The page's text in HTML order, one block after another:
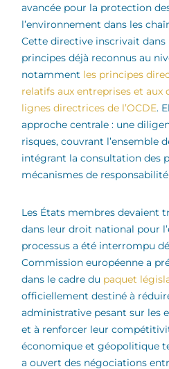
avancée pour la protection
l’environnement dans les
Cette directive inscrivait
principes déjà reconnus au
notamment les principes
relatifs aux entreprises et aux
lignes directrices de l’OCDE.
approche centrale : une
risques, couvrant l’ensemble
intégrant la consultation des
mécanismes de
Les États membres devaient
dans leur droit national pour
processus a été interrompu
Commission européenne a
dans le cadre du paquet
officiellement destiné à
administrative pesant sur les
et à renforcer leur
économique et géopolitique
a ouvert des négociations